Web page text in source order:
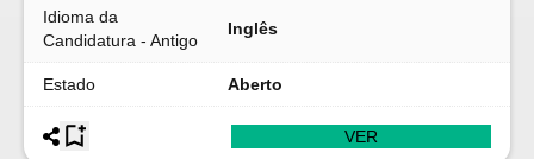
Idioma da
Candidatura - Antigo
Inglês
Estado Aberto
VER